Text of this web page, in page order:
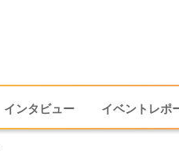
インタビュー イベントレポ